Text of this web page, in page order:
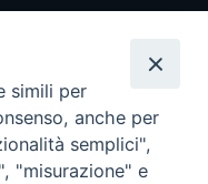
simili per
anche per
semplici",
"misurazione" e